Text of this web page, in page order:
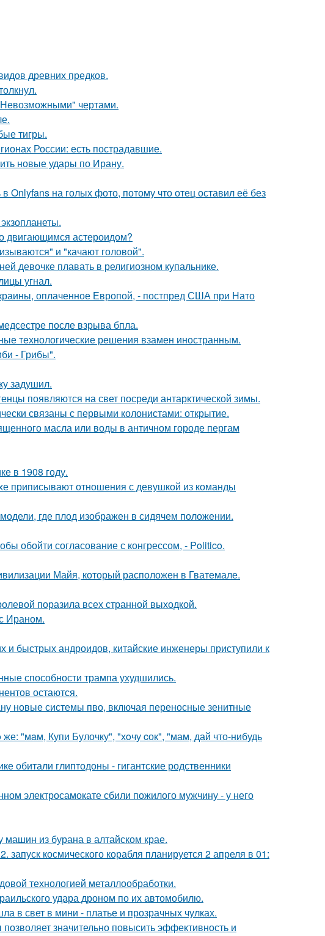
древних предков.
чертами.
тигры.
России: есть пострадавшие.
новые удары по Ирану.
Onlyfans на голых фото, потому что отец оставил её без
двигающимся астероидом?
и "качают головой".
девочке плавать в религиозном купальнике.
угнал.
оплаченное Европой, - постпред США при Нато
после взрыва бпла.
технологические решения взамен иностранным.
- Грибы".
задушил.
появляются на свет посреди антарктической зимы.
связаны с первыми колонистами: открытие.
масла или воды в античном городе пергам
в 1908 году.
приписывают отношения с девушкой из команды
где плод изображен в сидячем положении.
обойти согласование с конгрессом, - Politico.
Майя, который расположен в Гватемале.
поразила всех странной выходкой.
Ираном.
и быстрых андроидов, китайские инженеры приступили к
способности трампа ухудшились.
остаются.
новые системы пво, включая переносные зенитные
"мaм, Купи Булочку", "хoчу cок", "мам, дай что-нибудь
обитали глиптодоны - гигантские родственники
электросамокате сбили пожилого мужчину - у него
машин из бурана в алтайском крае.
космического корабля планируется 2 апреля в 01:
технологией металлообработки.
удара дроном по их автомобилю.
в свет в мини - платье и прозрачных чулках.
значительно повысить эффективность и